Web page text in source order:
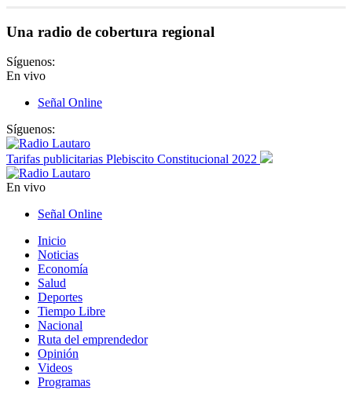
Una radio de cobertura regional
Síguenos:
En vivo
Señal Online
Síguenos:
Tarifas publicitarias Plebiscito Constitucional 2022
En vivo
Señal Online
Inicio
Noticias
Economía
Salud
Deportes
Tiempo Libre
Nacional
Ruta del emprendedor
Opinión
Videos
Programas